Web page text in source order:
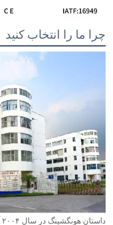
چرا ما را انتخاب کنید